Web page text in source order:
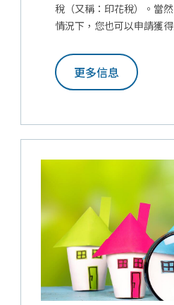
稅（又稱：印花稅）。當
情況下，您也可以申請獲
更多信息